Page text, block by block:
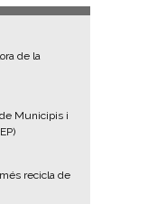
de la
Municipis i
recicla de